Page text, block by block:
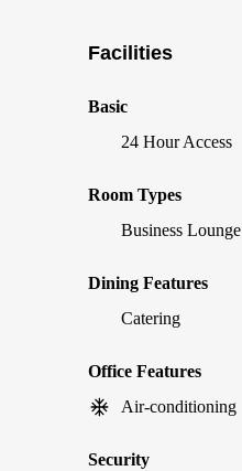
Facilities
Basic
24 Hour Access
Room Types
Business Lounge
Dining Features
Catering
Office Features
Air-conditioning
Security